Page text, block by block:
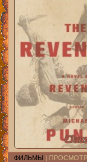
ФИЛЬМЫ |